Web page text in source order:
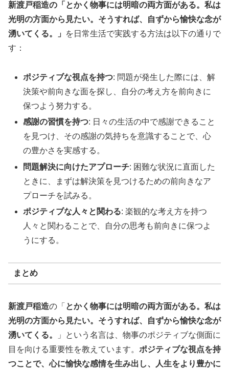
新渡戸稲造の「とかく物事には明暗の両方面がある。私は
光明の方面から見たい。そうすれば、自ずから愉快な念が
湧いてくる。」
を日常生活で実践する方法は以下の通りで
す：
ポジティブな視点を持つ: 問題が発生した際には、解
決策や前向きな面を探し、自分の考え方を前向きに
保つよう努力する。
感謝の習慣を持つ: 日々の生活の中で感謝できること
を見つけ、その感謝の気持ちを意識することで、心
の豊かさを実感する。
問題解決に向けたアプローチ: 困難な状況に直面した
ときに、まずは解決策を見つけるための前向きなア
プローチを試みる。
ポジティブな人々と関わる: 楽観的な考え方を持つ
人々と関わることで、自分の思考も前向きに保つよ
うにする。
まとめ
新渡戸稲造の「 とかく物事には明暗の両方面がある。私は
光明の方面から見たい。そうすれば、自ずから愉快な念が
湧いてくる。
」という名言は、物事のポジティブな側面に
目を向ける重要性を教えています。 ポジティブな視点を持
つことで、心に愉快な感情を生み出し、人生をより豊かに